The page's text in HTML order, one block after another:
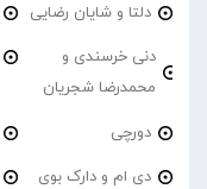
دلتا و شایان رضایی
دنی خرسندی و
محمدرضا شجریان
دورچی
دی ام و دارک بوی